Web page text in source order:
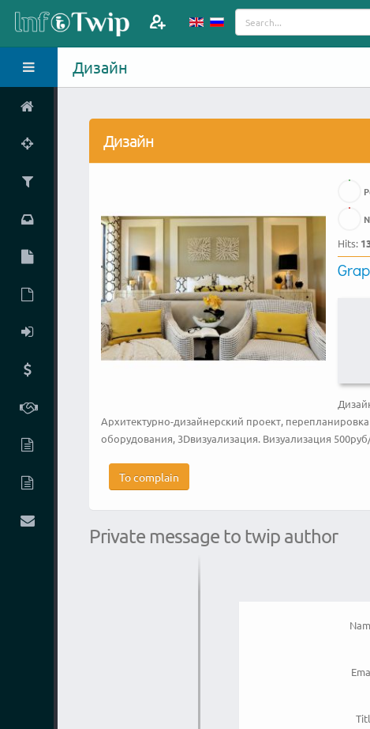
Дизайн
Дизайн
Hits:
Архитектурно-дизайнерский проект,
оборудования, 3Dвизуализация. Визуализация
To complain
Private message to twip author